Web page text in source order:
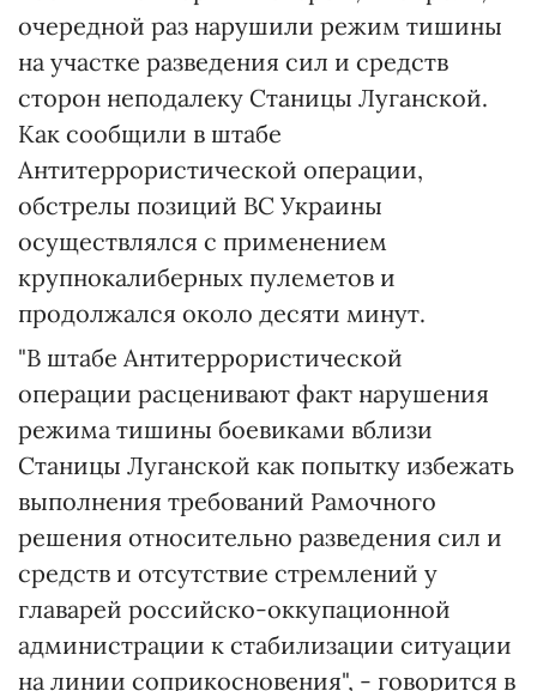
очередной раз нарушили режим тишины
на участке разведения сил и средств
сторон неподалеку Станицы Луганской.
Как сообщили в штабе
Антитеррористической операции,
обстрелы позиций ВС Украины
осуществлялся с применением
крупнокалиберных пулеметов и
продолжался около десяти минут.
"В штабе Антитеррористической
операции расценивают факт нарушения
режима тишины боевиками вблизи
Станицы Луганской как попытку избежать
выполнения требований Рамочного
решения относительно разведения сил и
средств и отсутствие стремлений у
главарей российско-оккупационной
администрации к стабилизации ситуации
на линии соприкосновения", - говорится в